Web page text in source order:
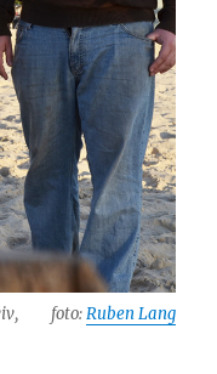
foto:Ruben Lang